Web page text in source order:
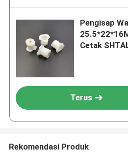
Pengisap
Cetak
Terus
Rekomendasi Produk